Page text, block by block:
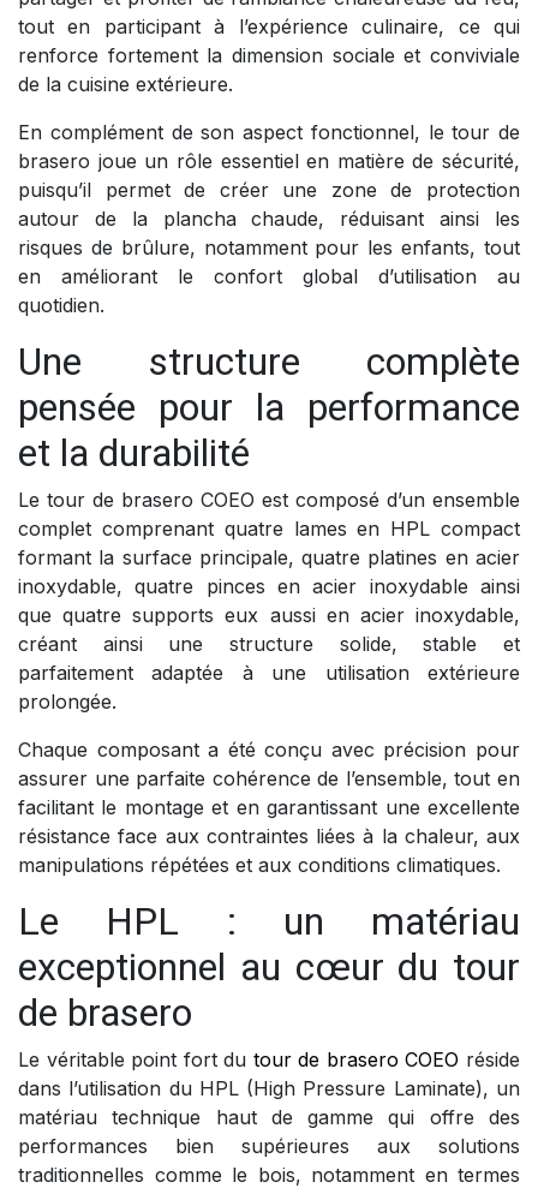
tout en participant à l’expérience culinaire, ce qui
renforce fortement la dimension sociale et conviviale
de la cuisine extérieure.
En complément de son aspect fonctionnel, le tour de
brasero joue un rôle essentiel en matière de sécurité,
puisqu’il permet de créer une zone de protection
autour de la plancha chaude, réduisant ainsi les
risques de brûlure, notamment pour les enfants, tout
en améliorant le confort global d’utilisation au
quotidien.
Une structure complète
pensée pour la performance
et la durabilité
Le tour de brasero COEO est composé d’un ensemble
complet comprenant quatre lames en HPL compact
formant la surface principale, quatre platines en acier
inoxydable, quatre pinces en acier inoxydable ainsi
que quatre supports eux aussi en acier inoxydable,
créant ainsi une structure solide, stable et
parfaitement adaptée à une utilisation extérieure
prolongée.
Chaque composant a été conçu avec précision pour
assurer une parfaite cohérence de l’ensemble, tout en
facilitant le montage et en garantissant une excellente
résistance face aux contraintes liées à la chaleur, aux
manipulations répétées et aux conditions climatiques.
Le HPL : un matériau
exceptionnel au cœur du tour
de brasero
Le véritable point fort du tour de brasero COEO réside
dans l’utilisation du HPL (High Pressure Laminate), un
matériau technique haut de gamme qui offre des
performances bien supérieures aux solutions
traditionnelles comme le bois, notamment en termes